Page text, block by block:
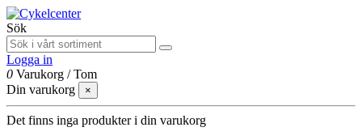
Sök
Logga in
0 Varukorg /Tom
Din varukorg
×
Det finns inga produkter i din varukorg